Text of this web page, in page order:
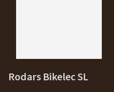
Rodars Bikelec SL